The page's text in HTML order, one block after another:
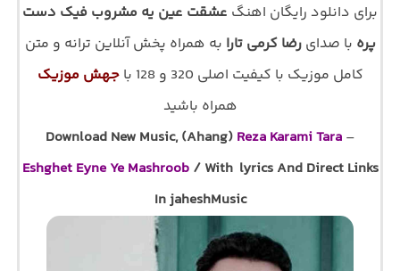
برای دانلود رایگان اهنگ عشقت عین یه مشروب فیک دست
پره با صدایرضا کرمی تارا به همراه پخش آنلاین ترانه و متن
کامل موزیک با کیفیت اصلی 320 و 128 با
جهش موزیک
همراه باشید
Download New Music, (Ahang) Reza Karami Tara–
Eshghet Eyne Ye Mashroob/ With lyrics And Direct Links
In jaheshMusic